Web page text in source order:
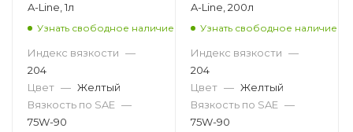
A-Line, 1л
Узнать свободное наличие
Индекс вязкости —
204
Цвет — Желтый
Вязкость по SAE —
75W-90
A-Line, 200л
Узнать свободное наличие
Индекс вязкости —
204
Цвет — Желтый
Вязкость по SAE —
75W-90